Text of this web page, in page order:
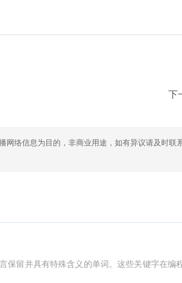
下
网络信息为目的，非商业用途，如有异议请及时联
保留并具有特殊含义的单词。这些关键字在编